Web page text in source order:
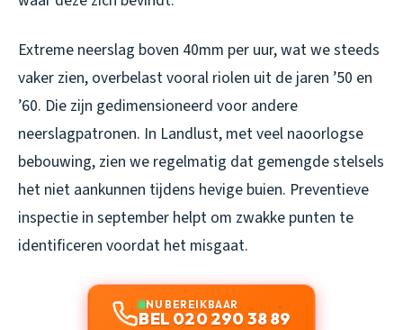
Extreme neerslag boven 40mm per uur, wat we steeds
vaker zien, overbelast vooral riolen uit de jaren ’50 en
’60. Die zijn gedimensioneerd voor andere
neerslagpatronen. In Landlust, met veel naoorlogse
bebouwing, zien we regelmatig dat gemengde stelsels
het niet aankunnen tijdens hevige buien. Preventieve
inspectie in september helpt om zwakke punten te
identificeren voordat het misgaat.
NU BEREIKBAAR
BEL 020 290 38 89